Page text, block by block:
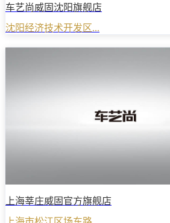
车艺尚威固沈阳旗舰店
沈阳经济技术开发区...
上海莘庄威固官方旗舰店